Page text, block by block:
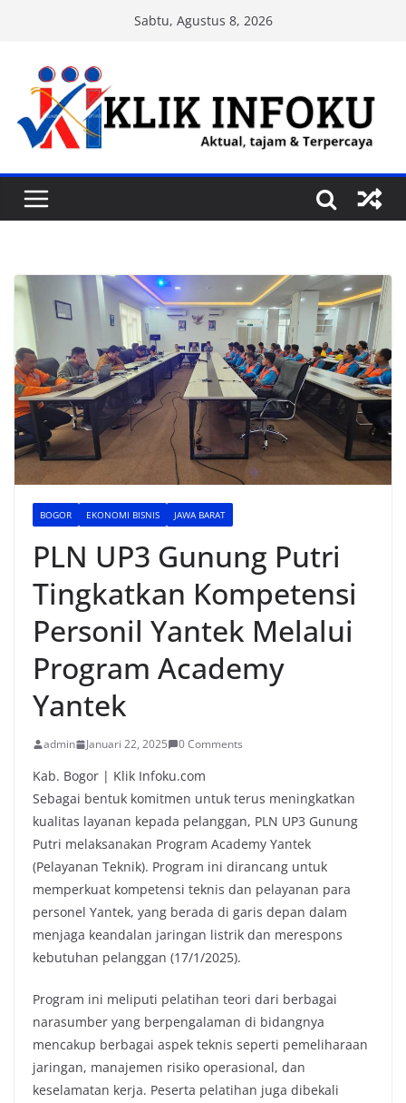
content
Sabtu, Agustus 8, 2026
BOGOR EKONOMI BISNIS JAWA BARAT
PLN UP3 Gunung Putri
Tingkatkan Kompetensi
Personil Yantek Melalui
Program Academy
Yantek
admin Januari 22, 2025 0 Comments
Kab. Bogor | Klik Infoku.com
Sebagai bentuk komitmen untuk terus meningkatkan
kualitas layanan kepada pelanggan, PLN UP3 Gunung
Putri melaksanakan Program Academy Yantek
(Pelayanan Teknik). Program ini dirancang untuk
memperkuat kompetensi teknis dan pelayanan para
personel Yantek, yang berada di garis depan dalam
menjaga keandalan jaringan listrik dan merespons
kebutuhan pelanggan (17/1/2025).
Program ini meliputi pelatihan teori dari berbagai
narasumber yang berpengalaman di bidangnya
mencakup berbagai aspek teknis seperti pemeliharaan
jaringan, manajemen risiko operasional, dan
keselamatan kerja. Peserta pelatihan juga dibekali